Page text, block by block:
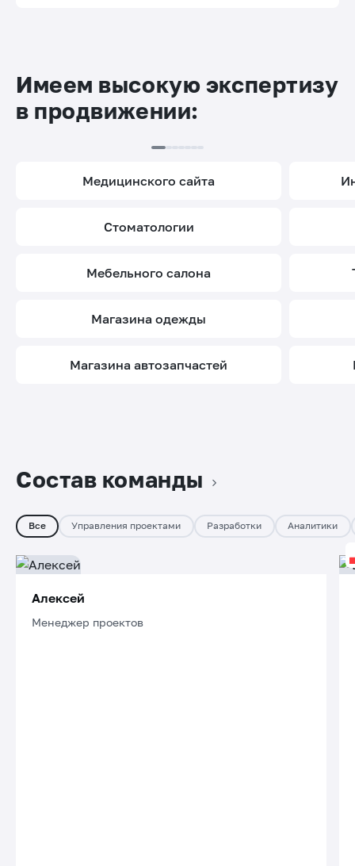
Имеем высокую экспертизу
в продвижении:
медицинского сайта
стоматологии
мебельного салона
магазина одежды
магазина автозапчастей
Состав команды
Все Управления проектами Разработки Аналитики
Алексей
Менеджер проектов